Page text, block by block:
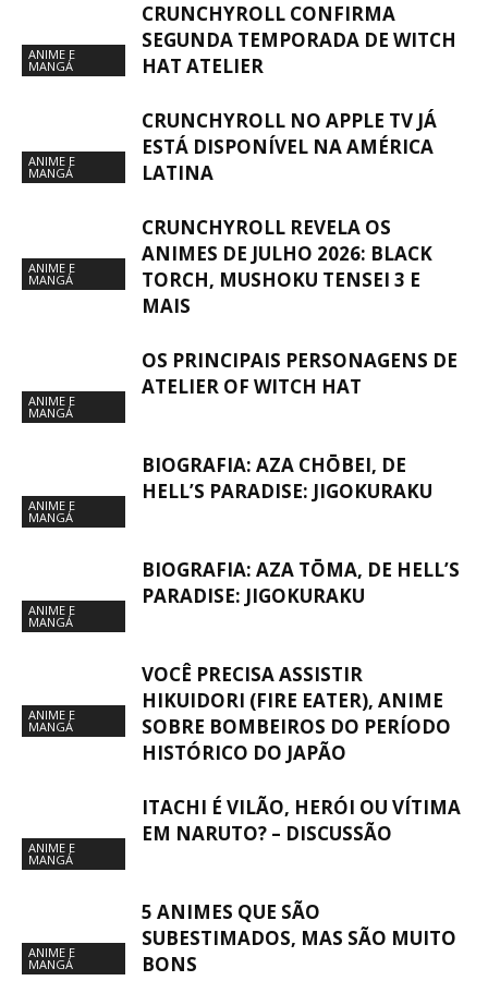
ANIME E
MANGÁ
CRUNCHYROLL CONFIRMA
SEGUNDA TEMPORADA DE WITCH
HAT ATELIER
ANIME E
MANGÁ
CRUNCHYROLL NO APPLE TV JÁ
ESTÁ DISPONÍVEL NA AMÉRICA
LATINA
ANIME E
MANGÁ
CRUNCHYROLL REVELA OS
ANIMES DE JULHO 2026: BLACK
TORCH, MUSHOKU TENSEI 3 E
MAIS
ANIME E
MANGÁ
OS PRINCIPAIS PERSONAGENS DE
ATELIER OF WITCH HAT
ANIME E
MANGÁ
BIOGRAFIA: AZA CHŌBEI, DE
HELL’S PARADISE: JIGOKURAKU
ANIME E
MANGÁ
BIOGRAFIA: AZA TŌMA, DE HELL’S
PARADISE: JIGOKURAKU
ANIME E
MANGÁ
VOCÊ PRECISA ASSISTIR
HIKUIDORI (FIRE EATER), ANIME
SOBRE BOMBEIROS DO PERÍODO
HISTÓRICO DO JAPÃO
ANIME E
MANGÁ
ITACHI É VILÃO, HERÓI OU VÍTIMA
EM NARUTO? – DISCUSSÃO
ANIME E
MANGÁ
5 ANIMES QUE SÃO
SUBESTIMADOS, MAS SÃO MUITO
BONS